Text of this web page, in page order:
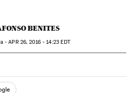
BENITES
-APR26, 2016 - 14:23 EDT
Twitter
Redes Sociales